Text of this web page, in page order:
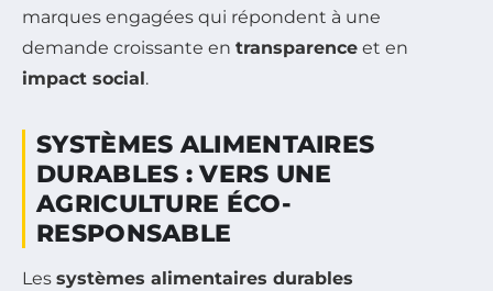
marques engagées qui répondent à une
demande croissante en transparence et en
impact social .
SYSTÈMES ALIMENTAIRES
DURABLES : VERS UNE
AGRICULTURE ÉCO-
RESPONSABLE
Les systèmes alimentaires durables